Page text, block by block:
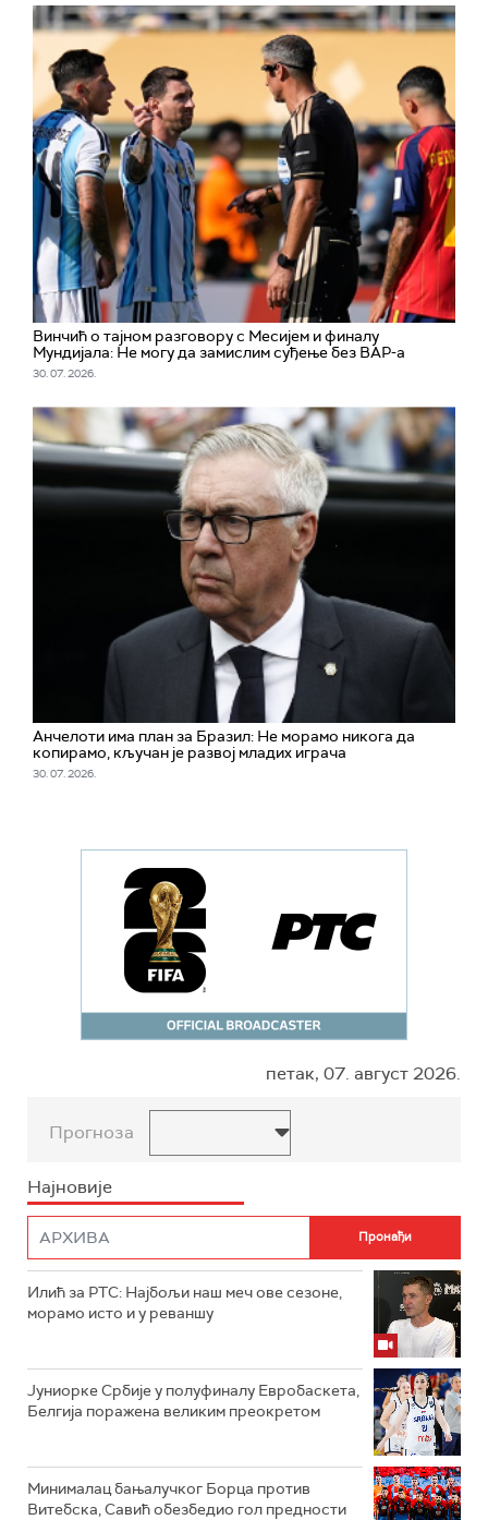
Винчић о тајном разговору с Месијем и финалу
Мундијала: Не могу да замислим суђење без ВАР-а
30. 07. 2026.
Aнчелоти има план за Бразил: Не морамо никога да
копирамо, кључан је развој младих играча
30. 07. 2026.
петак, 07. август 2026.
Прогноза
Најновије
Илић за РТС: Најбољи наш меч ове сезоне,
морамо исто и у реваншу
Јуниорке Србије у полуфиналу Евробаскета,
Белгија поражена великим преокретом
Минималац бањалучког Борца против
Витебска, Савић обезбедио гол предности